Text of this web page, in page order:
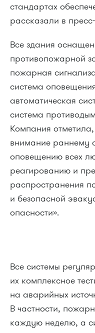
стандартах
рассказали в
Все здания
противопожарной
пожарная
система
автоматическая
система
Компания
внимание раннему
оповещению всех
реагированию и
распространения
и безопасной
опасности».
Все системы
их комплексное
на аварийных
В частности,
каждую неделю, а